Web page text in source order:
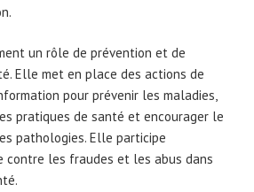
un rôle de prévention et de
Elle met en place des actions de
pour prévenir les maladies,
pratiques de santé et encourager le
pathologies. Elle participe
les fraudes et les abus dans